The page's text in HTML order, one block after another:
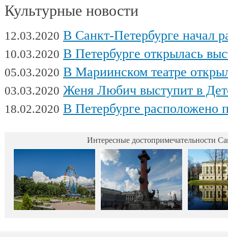
Культурные новости
12.03.2020 В Санкт-Петербурге начал работу
10.03.2020 В Петербурге открылась выставка
05.03.2020 В Мариинском театре открылся
03.03.2020 Женя Любич выступит в Детском театре
18.02.2020 В Петербурге расположено
Интересные достопримечательности